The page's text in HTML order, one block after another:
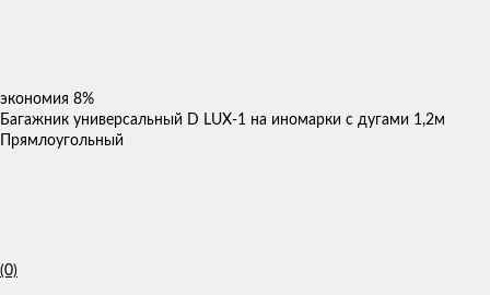
экономия 8%
Багажник универсальный D LUX-1 на иномарки с дугами 1,2м
Прямлоугольный
(0)